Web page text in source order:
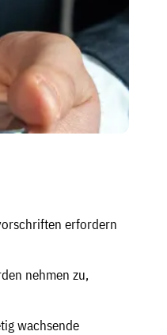
erfordern
nehmen zu,
wachsende